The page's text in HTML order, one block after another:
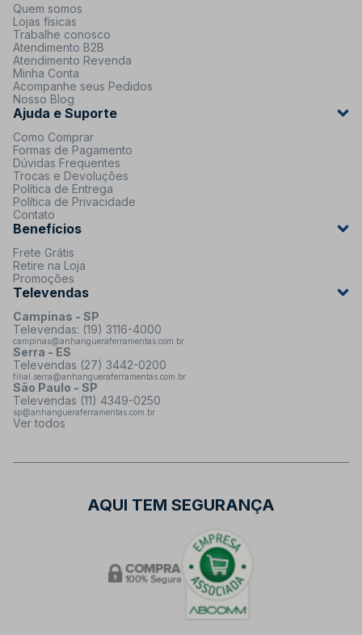
Quem somos
Lojas físicas
Trabalhe conosco
Atendimento B2B
Atendimento Revenda
Minha Conta
Acompanhe seus Pedidos
Nosso Blog
Ajuda e Suporte
Como Comprar
Formas de Pagamento
Dúvidas Frequentes
Trocas e Devoluções
Política de Entrega
Política de Privacidade
Contato
Benefícios
Frete Grátis
Retire na Loja
Promoções
Televendas
Campinas - SP
Televendas: (19) 3116-4000
campinas@anhangueraferramentas.com.br
Serra - ES
Televendas (27) 3442-0200
filial.serra@anhangueraferramentas.com.br
São Paulo - SP
Televendas (11) 4349-0250
sp@anhangueraferramentas.com.br
Ver todos
AQUI TEM SEGURANÇA